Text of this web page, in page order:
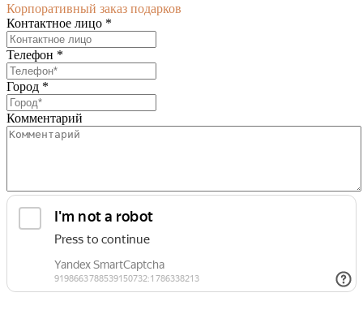
Корпоративный заказ подарков
Контактное лицо *
Телефон *
Город *
Комментарий